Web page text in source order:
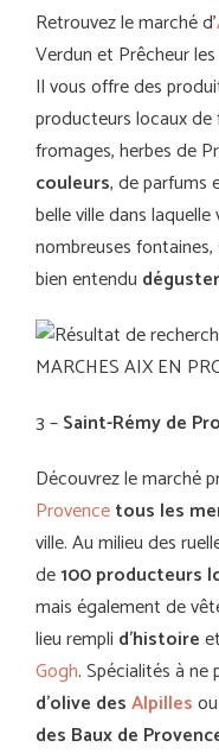
Retrouvez le marché d’
Verdun et Prêcheur les
Il vous offre des
producteurs locaux de
fromages, herbes de
couleurs, de parfums
belle ville dans
nombreuses fontaines,
bien entendu déguster
3 –Saint-Rémy de
Découvrez le marché
Provencetous les
ville. Au milieu des
de100producteurs
mais également de
lieu rempli d’histoireet
Gogh. Spécialités à ne
d’olive desAlpilles
des Baux de